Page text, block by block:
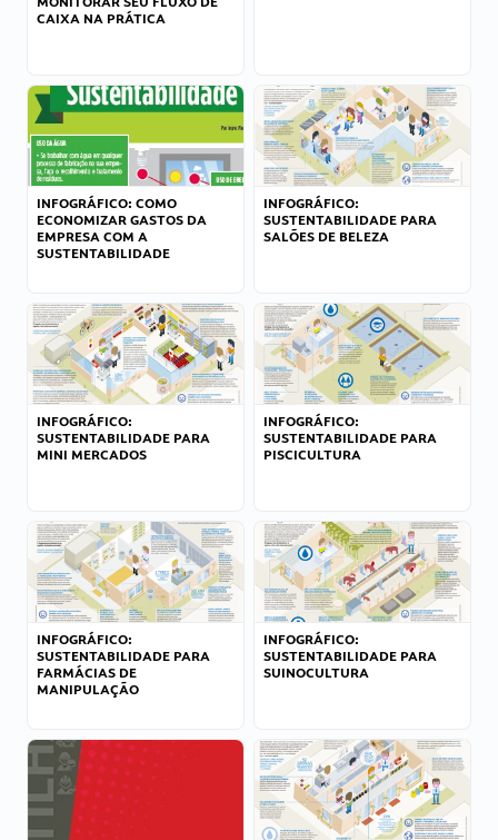
CAIXA NA PRÁTICA
INFOGRÁFICO: COMO
ECONOMIZAR GASTOS DA
EMPRESA COM A
SUSTENTABILIDADE
INFOGRÁFICO:
SUSTENTABILIDADE PARA
SALÕES DE BELEZA
INFOGRÁFICO:
SUSTENTABILIDADE PARA
MINI MERCADOS
INFOGRÁFICO:
SUSTENTABILIDADE PARA
PISCICULTURA
INFOGRÁFICO:
SUSTENTABILIDADE PARA
FARMÁCIAS DE
MANIPULAÇÃO
INFOGRÁFICO:
SUSTENTABILIDADE PARA
SUINOCULTURA